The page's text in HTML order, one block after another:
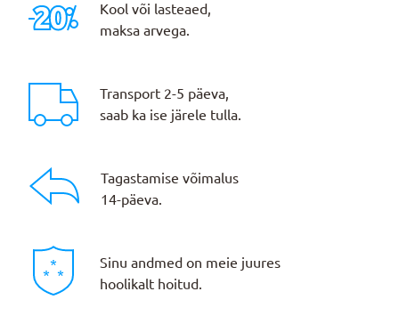
Kool või lasteaed,
maksa arvega.
Transport 2-5 päeva,
saab ka ise järele tulla.
Tagastamise võimalus
14-päeva.
Sinu andmed on meie juures
hoolikalt hoitud.